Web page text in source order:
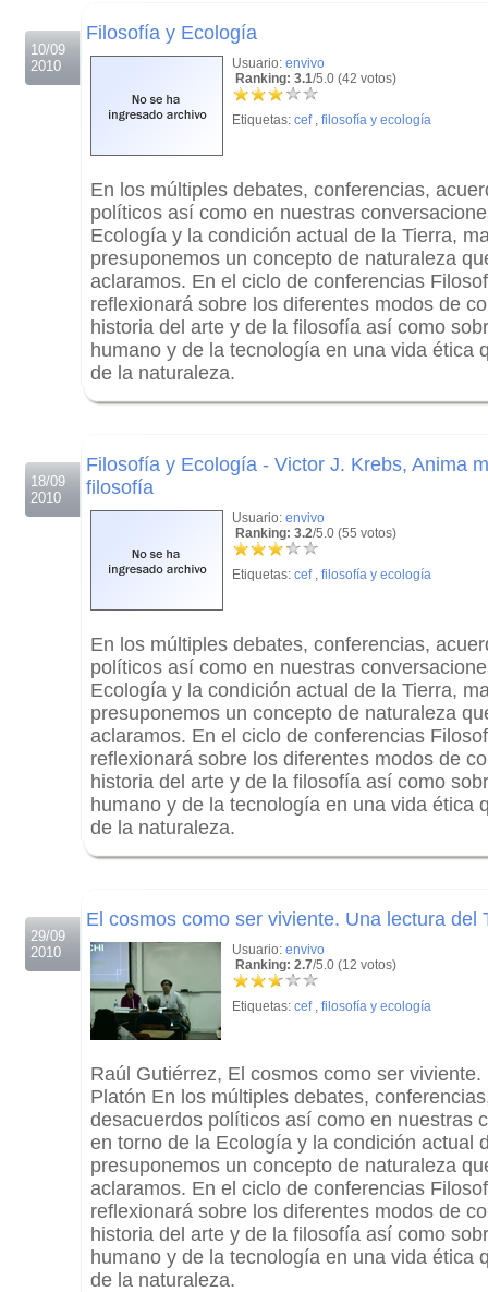
10/09
2010
Filosofía y Ecología
Usuario: envivo
Ranking: 3.1/5.0 (42 votos)
Etiquetas: cef, filosofía y ecología
En los múltiples debates, conferencias,
políticos así como en nuestras
Ecología y la condición actual de la Tierra,
presuponemos un concepto de naturaleza
aclaramos. En el ciclo de conferencias
reflexionará sobre los diferentes modos de
historia del arte y de la filosofía así como
humano y de la tecnología en una vida ética
de la naturaleza.
18/09
2010
Filosofía y Ecología - Victor J. Krebs, Anima
filosofía
Usuario: envivo
Ranking: 3.2/5.0 (55 votos)
Etiquetas: cef, filosofía y ecología
En los múltiples debates, conferencias,
políticos así como en nuestras
Ecología y la condición actual de la Tierra,
presuponemos un concepto de naturaleza
aclaramos. En el ciclo de conferencias
reflexionará sobre los diferentes modos de
historia del arte y de la filosofía así como
humano y de la tecnología en una vida ética
de la naturaleza.
29/09
2010
El cosmos como ser viviente. Una lectura del
Usuario: envivo
Ranking: 2.7/5.0 (12 votos)
Etiquetas: cef, filosofía y ecología
Raúl Gutiérrez, El cosmos como ser
Platón En los múltiples debates,
desacuerdos políticos así como en nuestras
en torno de la Ecología y la condición actual
presuponemos un concepto de naturaleza
aclaramos. En el ciclo de conferencias
reflexionará sobre los diferentes modos de
historia del arte y de la filosofía así como
humano y de la tecnología en una vida ética
de la naturaleza.